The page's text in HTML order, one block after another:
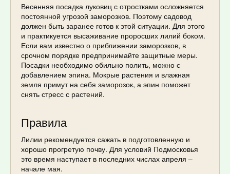
Весенняя посадка луковиц с отростками осложняется
постоянной угрозой заморозков. Поэтому садовод
должен быть заранее готов к этой ситуации. Для этого
и практикуется высаживание проросших лилий боком.
Если вам известно о приближении заморозков, в
срочном порядке предпринимайте защитные меры.
Посадки необходимо обильно полить, можно с
добавлением эпина. Мокрые растения и влажная
земля примут на себя заморозок, а эпин поможет
снять стресс с растений.
Правила
Лилии рекомендуется сажать в подготовленную и
хорошо прогретую почву. Для условий Подмосковья
это время наступает в последних числах апреля –
начале мая.